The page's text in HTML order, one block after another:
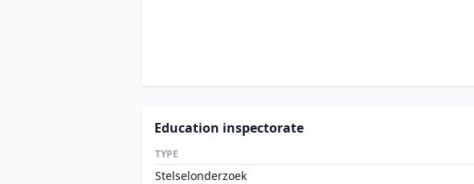
Education inspectorate
TYPE
Stelselonderzoek